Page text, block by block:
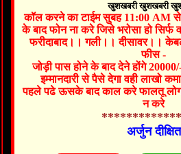
खुशखबरी खुशखबरी
कॉल करने का टाईम सुबह 11:00 AM से
के बाद फोन ना करे जिसे भरोसा हो सिर्फ
फरीदाबाद।। गली।। दीसावर।।
फीस -
जोड़ी पास होने के बाद देने होंगे
इम्मानदारी से पैसे देगा वही लाखो
पहले पढे ऊसके बाद काल करे फालतू
न करे
अर्जुन दीक्षित